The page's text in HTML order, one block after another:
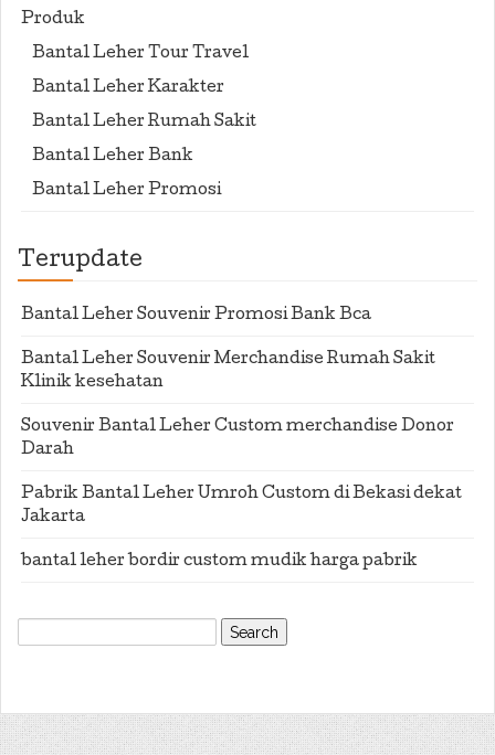
Produk
Bantal Leher Tour Travel
Bantal Leher Karakter
Bantal Leher Rumah Sakit
Bantal Leher Bank
Bantal Leher Promosi
Terupdate
Bantal Leher Souvenir Promosi Bank Bca
Bantal Leher Souvenir Merchandise Rumah Sakit
Klinik kesehatan
Souvenir Bantal Leher Custom merchandise Donor
Darah
Pabrik Bantal Leher Umroh Custom di Bekasi dekat
Jakarta
bantal leher bordir custom mudik harga pabrik
Search
for: